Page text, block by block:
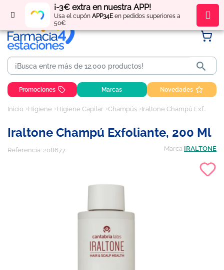
¡-3€ extra en nuestra APP!
Usa el cupón APP34Een pedidos superiores a
50€
Regístratey obténpuntos por tus compras

Promociones Marcas Novedades
Inicio Higiene Higiene Capilar Champús Iraltone Champú Exfoliante, 200 ml
Iraltone Champú Exfoliante, 200 Ml
Referencia: 208677 Marca IRALTONE